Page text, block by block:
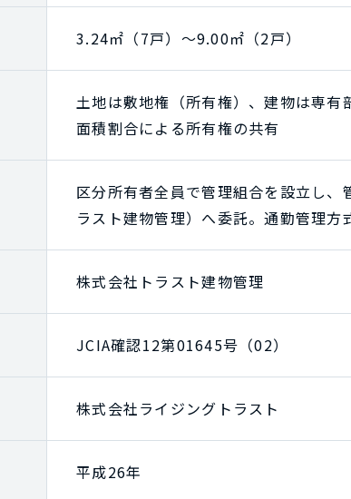
3.24㎡（7戸）～9.00㎡（2戸）
土地は敷地権（所有権）、建物は専
面積割合による所有権の共有
区分所有者全員で管理組合を設立し
ラスト建物管理）へ委託。通勤管理方
株式会社トラスト建物管理
JCIA確認12第01645号（02）
株式会社ライジングトラスト
平成26年